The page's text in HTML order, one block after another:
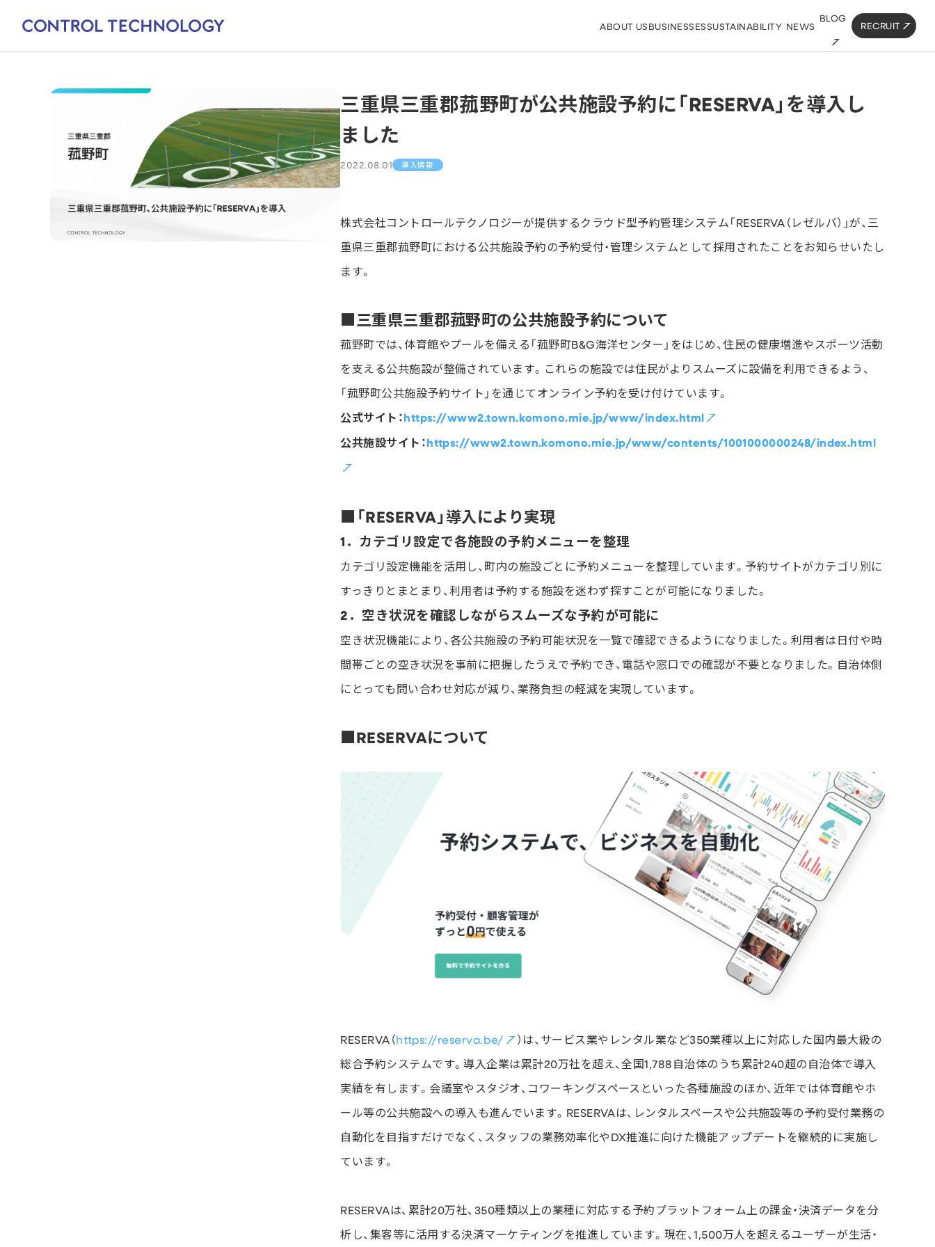
ABOUT USBUSINESSESSUSTAINABILITY NEWS
BLOG
RECRUIT
三重県三重郡菰野町が公共施設予約に「RESERVA」を導入し
ました
2022.08.01 導入情報
株式会社コントロールテクノロジーが提供するクラウド型予約管理システム「RESERVA（レゼルバ）」が、三
重県三重郡菰野町における公共施設予約の予約受付・管理システムとして採用されたことをお知らせいたし
ます。
■三重県三重郡菰野町の公共施設予約について
菰野町では、体育館やプールを備える「菰野町B&G海洋センター」をはじめ、住民の健康増進やスポーツ活動
を支える公共施設が整備されています。これらの施設では住民がよりスムーズに設備を利用できるよう、
「菰野町公共施設予約サイト」を通じてオンライン予約を受け付けています。
公式サイト：https://www2.town.komono.mie.jp/www/index.html
公共施設サイト：https://www2.town.komono.mie.jp/www/contents/1001000000248/index.html
■「RESERVA」導入により実現
1．カテゴリ設定で各施設の予約メニューを整理
カテゴリ設定機能を活用し、町内の施設ごとに予約メニューを整理しています。予約サイトがカテゴリ別に
すっきりとまとまり、利用者は予約する施設を迷わず探すことが可能になりました。
2．空き状況を確認しながらスムーズな予約が可能に
空き状況機能により、各公共施設の予約可能状況を一覧で確認できるようになりました。利用者は日付や時
間帯ごとの空き状況を事前に把握したうえで予約でき、電話や窓口での確認が不要となりました。自治体側
にとっても問い合わせ対応が減り、業務負担の軽減を実現しています。
■RESERVAについて
RESERVA（https://reserva.be/
）は、サービス業やレンタル業など350業種以上に対応した国内最大級の
総合予約システムです。導入企業は累計20万社を超え、全国1,788自治体のうち累計240超の自治体で導入
実績を有します。会議室やスタジオ、コワーキングスペースといった各種施設のほか、近年では体育館やホ
ール等の公共施設への導入も進んでいます。RESERVAは、レンタルスペースや公共施設等の予約受付業務の
自動化を目指すだけでなく、スタッフの業務効率化やDX推進に向けた機能アップデートを継続的に実施し
ています。
RESERVAは、累計20万社、350種類以上の業種に対応する予約プラットフォーム上の課金・決済データを分
析し、集客等に活用する決済マーケティングを推進しています。現在、1,500万人を超えるユーザーが生活・